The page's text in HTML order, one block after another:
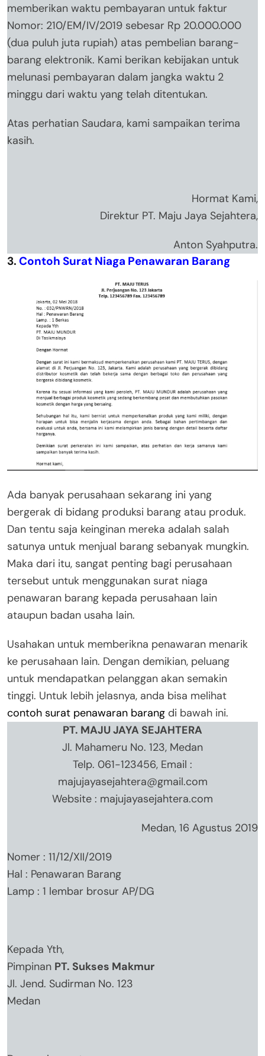
memberikan waktu pembayaran untuk faktur
Nomor: 210/EM/IV/2019 sebesar Rp 20.000.000
(dua puluh juta rupiah) atas pembelian barang-
barang elektronik. Kami berikan kebijakan untuk
melunasi pembayaran dalam jangka waktu 2
minggu dari waktu yang telah ditentukan.
Atas perhatian Saudara, kami sampaikan terima
kasih.
Hormat Kami,
Direktur PT. Maju Jaya Sejahtera,
Anton Syahputra.
3. Contoh Surat Niaga Penawaran Barang
Ada banyak perusahaan sekarang ini yang
bergerak di bidang produksi barang atau produk.
Dan tentu saja keinginan mereka adalah salah
satunya untuk menjual barang sebanyak mungkin.
Maka dari itu, sangat penting bagi perusahaan
tersebut untuk menggunakan surat niaga
penawaran barang kepada perusahaan lain
ataupun badan usaha lain.
Usahakan untuk memberikna penawaran menarik
ke perusahaan lain. Dengan demikian, peluang
untuk mendapatkan pelanggan akan semakin
tinggi. Untuk lebih jelasnya, anda bisa melihat
contoh surat penawaran barang di bawah ini.
PT. MAJU JAYA SEJAHTERA
Jl. Mahameru No. 123, Medan
Telp. 061-123456, Email :
majujayasejahtera@gmail.com
Website : majujayasejahtera.com
Medan, 16 Agustus 2019
Nomer : 11/12/XII/2019
Hal : Penawaran Barang
Lamp : 1 lembar brosur AP/DG
Kepada Yth,
Pimpinan PT. Sukses Makmur
Jl. Jend. Sudirman No. 123
Medan